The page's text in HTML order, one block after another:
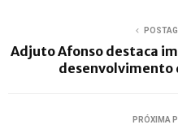
Adjuto Afonso destaca
desenvolvimento
PRÓXIMA